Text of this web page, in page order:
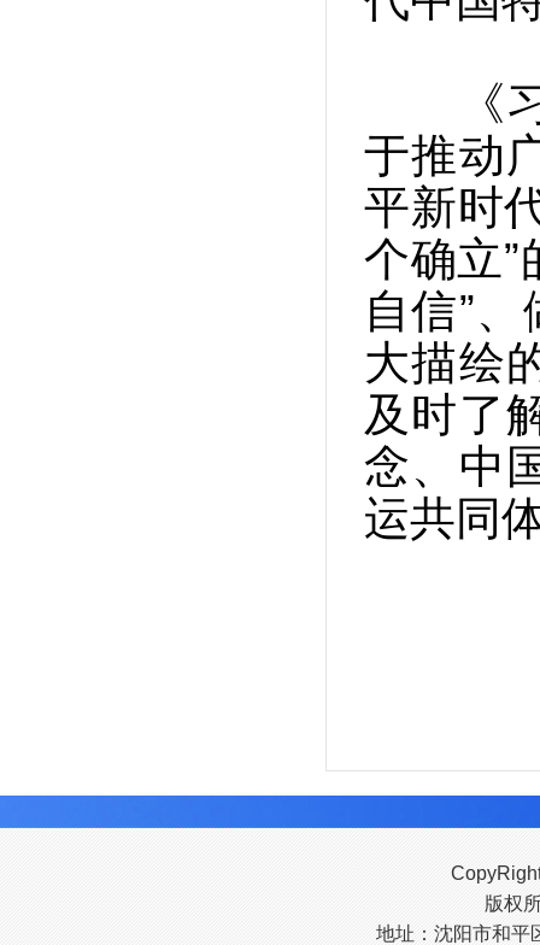
《习
于推动
平新时
个确立”
自信”
大描绘
及时了
念、中
运共同
版权
地址：沈阳市和平